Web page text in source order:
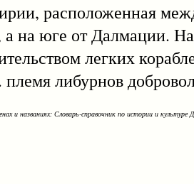
расположенная
а на юге от Далмации.
легких
племя либурнов
и названиях: Словарь-справочник по истории и